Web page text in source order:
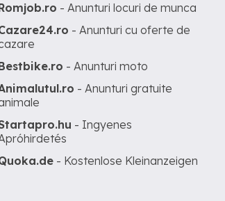
- Anunturi locuri de munca
- Anunturi cu oferte de
- Anunturi moto
- Anunturi gratuite
- Ingyenes
- Kostenlose Kleinanzeigen